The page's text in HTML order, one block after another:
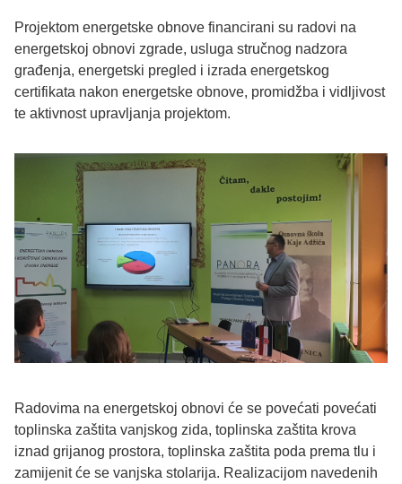
Projektom energetske obnove financirani su radovi na
energetskoj obnovi zgrade, usluga stručnog nadzora
građenja, energetski pregled i izrada energetskog
certifikata nakon energetske obnove, promidžba i vidljivost
te aktivnost upravljanja projektom.
Radovima na energetskoj obnovi će se povećati povećati
toplinska zaštita vanjskog zida, toplinska zaštita krova
iznad grijanog prostora, toplinska zaštita poda prema tlu i
zamijenit će se vanjska stolarija. Realizacijom navedenih